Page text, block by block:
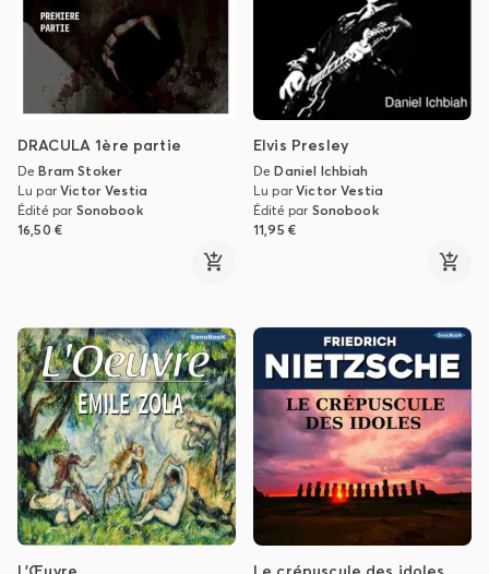
DRACULA 1ère partie
DeBram Stoker
Lu parVictor Vestia
Édité par Sonobook
16,50 €
Elvis Presley
DeDaniel Ichbiah
Lu parVictor Vestia
Édité par Sonobook
11,95 €